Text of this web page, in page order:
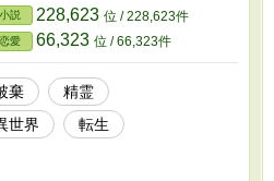
novel/368147631/770634290）の
す。
小説 228,623 位 / 228,623件
恋愛 66,323 位 / 66,323件
棄
精霊
世界
転生